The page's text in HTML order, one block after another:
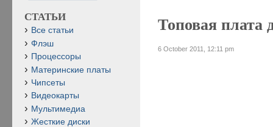
Топовая плата
6 October 2011, 12:11 pm
СТАТЬИ
Все статьи
Флэш
Процессоры
Материнские платы
Чипсеты
Видеокарты
Мультимедиа
Жесткие диски